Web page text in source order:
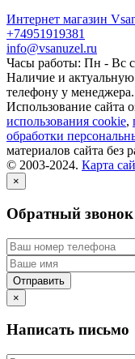
Интернет магазин
+74951919381
info@vsanuzel.ru
Часы работы: Пн - Вс
Наличие и актуальную
телефону у
Использование сайта
использования cookie,
обработки
материалов сайта без
© 2003-2024. Карта
×
Обратный звонок
×
Написать письмо